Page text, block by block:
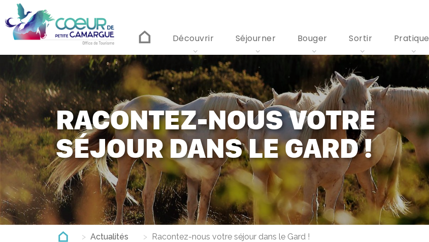
contenu
principal
Découvrir Séjourner Bouger Sortir Pratique
RACONTEZ-NOUS VOTRE
SÉJOUR DANS LE GARD !
Actualités Racontez-nous votre séjour dans le Gard !